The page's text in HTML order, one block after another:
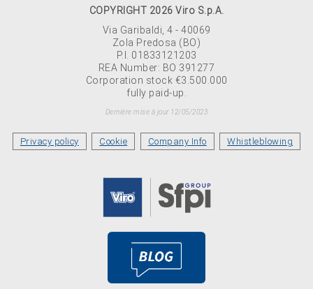
COPYRIGHT 2026 Viro S.p.A.
Via Garibaldi, 4 - 40069
Zola Predosa (BO)
P.I. 01833121203
REA Number: BO 391277
Corporation stock €3.500.000
fully paid-up.
Dernière mise à jour 12/05/2023
Privacy policy Cookie Company Info Whistleblowing